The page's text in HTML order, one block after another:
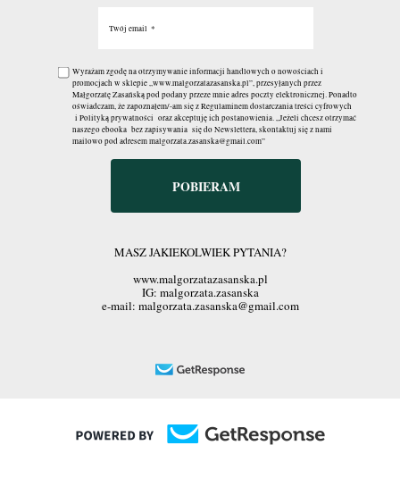
Twój email
POBIERAM
Wyrażam zgodę na otrzymywanie informacji handlowych o nowościach i
promocjach w sklepie „www.malgorzatazasanska.pl”, przesyłanych przez
Małgorzatę Zasańską pod podany przeze mnie adres poczty elektronicznej. Ponadto
oświadczam, że zapoznałem/-am się z Regulaminem dostarczania treści cyfrowych
i Polityką prywatności oraz akceptuję ich postanowienia. „Jeżeli chcesz otrzymać
naszego ebooka bez zapisywania się do Newslettera, skontaktuj się z nami
mailowo pod adresem malgorzata.zasanska@gmail.com”
MASZ JAKIEKOLWIEK PYTANIA?
www.malgorzatazasanska.pl
IG: malgorzata.zasanska
e-mail: malgorzata.zasanska@gmail.com